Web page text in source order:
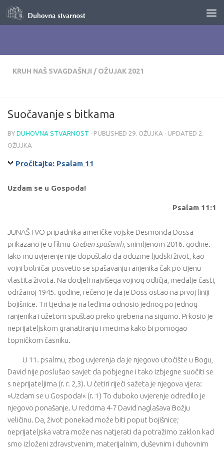
Skip to content
KRUH NAŠ SVAGDAŠNJI / OŽUJAK 2021
Suočavanje s bitkama
BY DUHOVNA STVARNOST · PUBLISHED 29. OŽUJKA · UPDATED 2.
OŽUJKA
Pročitajte: Psalam 11
Uzdam se u Gospoda!
Psalam 11:1
JUNAŠTVO pripadnika američke vojske Desmonda Dossa
prikazano je u filmu Greben spašenih, snimljenom 2016. godine.
Iako mu uvjerenje nije dopuštalo da oduzme ljudski život, kao
vojni bolničar posvetio se spašavanju ranjenika čak po cijenu
vlastita života. Na dodjeli najvišega vojnog odličja, medalje časti,
održanoj 1945. godine, rečeno je da je Doss ostao na prvoj liniji
bojišnice. Tri tjedna je na leđima odnosio jednog po jednog
ranjenika i užetom spuštao preko grebena na sigurno. Prkosio je
neprijateljskom granatiranju i mecima kako bi pomogao
topničkom časniku.
U 11. psalmu, zbog uvjerenja da je njegovo utočište u Bogu,
David nije poslušao savjet da pobjegne i tako izbjegne suočiti se
s neprijateljima (r. r. 2,3). U četiri riječi sažeta je njegova vjera:
»Uzdam se u Gospoda!« (r. 1) To duboko uvjerenje odredilo je
njegovo ponašanje. U redcima 4-7 David naglašava Božju
veličinu. Da, život ponekad može biti poput bojišnice;
neprijateljska vatra može nas natjerati da potražimo zaklon kad
smo izloženi zdravstvenim, materijalnim, duševnim i duhovnim